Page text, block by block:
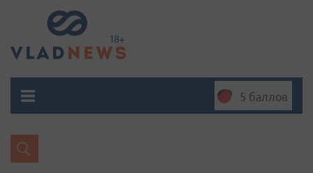
5 баллов